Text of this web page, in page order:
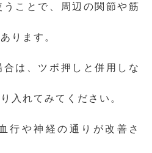
うことで、周辺の関節や筋
ります。
は、ツボ押しと併用しな
入れてみてください。
行や神経の通りが改善さ